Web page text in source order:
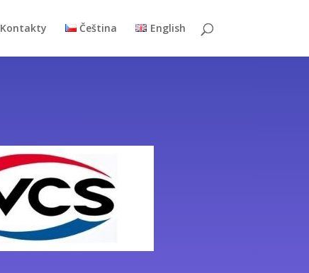
Kontakty Čeština English